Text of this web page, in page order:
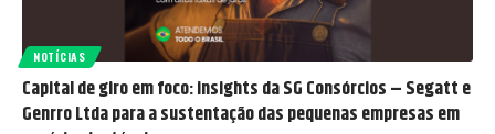
NOTÍCIAS
Capital de giro em foco: insights da SG Consórcios – Segatt e
Genrro Ltda para a sustentação das pequenas empresas em